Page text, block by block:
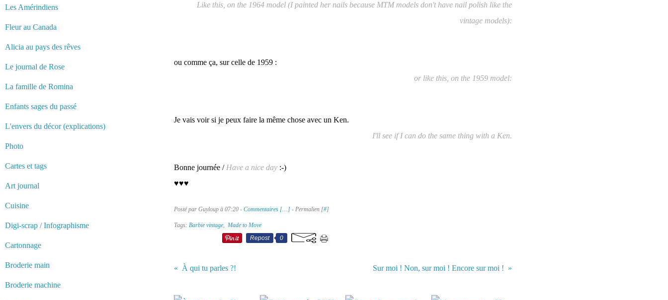
Les Amérindiens
Fleur au Canada
Alicia au pays des rêves
Le journal de Rose
La famille de Romina
Enfants sages du passé
L'envers du décor (explications)
Photo
Cartes et tags
Art journal
Cuisine
Digi-scrap / Infographisme
Cartonnage
Broderie main
Broderie machine
Like this, on the 1964 model (I painted her nails because MTM models don't have nail polish like the
vintage models):
ou comme ça, sur celle de 1959 :
or like this, on the 1959 model:
Je vais voir si je peux faire la même chose avec un Ken.
I'll see if I can do the same thing with a Ken.
Bonne journée / Have a nice day :-)
♥♥♥
Posté par Guyloup à 07:20 - Commentaires […] - Permalien [#]
Tags: Barbie vintage, Made to Move
Repost
0
À qui tu parles ?! Sur moi ! Non, sur moi ! Encore sur moi !